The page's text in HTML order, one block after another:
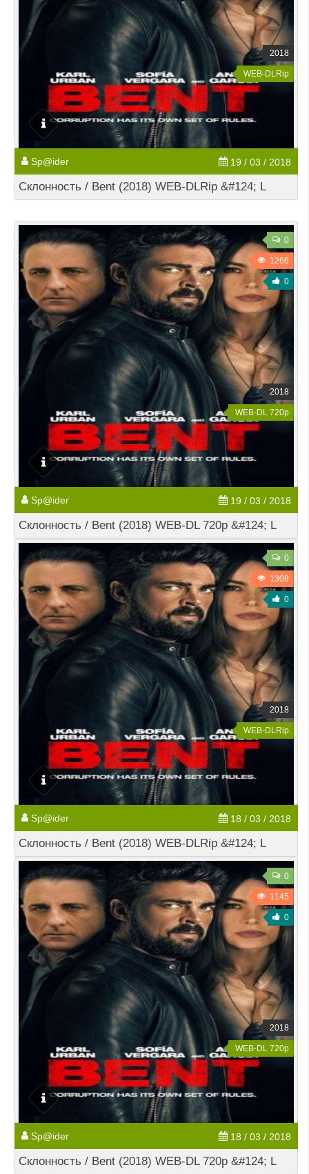
2018
WEB-DLRip
Sp@ider 19 / 03 / 2018
Склонность / Bent (2018) WEB-DLRip &#124; L
0
1266
0
2018
WEB-DL 720p
Sp@ider 19 / 03 / 2018
Склонность / Bent (2018) WEB-DL 720p &#124; L
0
1308
0
2018
WEB-DLRip
Sp@ider 18 / 03 / 2018
Склонность / Bent (2018) WEB-DLRip &#124; L
0
1145
0
2018
WEB-DL 720p
Sp@ider 18 / 03 / 2018
Склонность / Bent (2018) WEB-DL 720p &#124; L